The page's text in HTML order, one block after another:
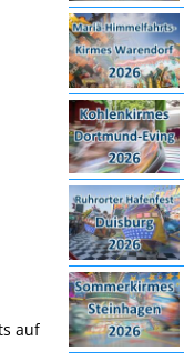
auf